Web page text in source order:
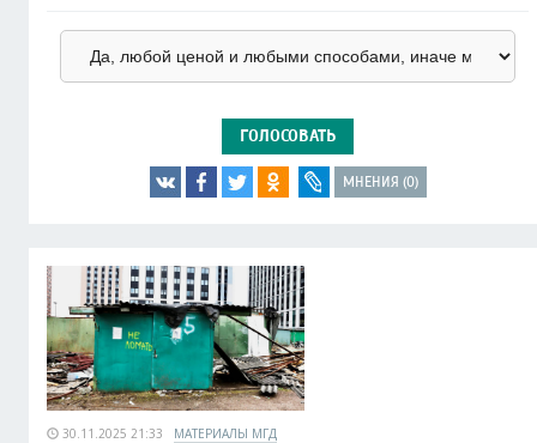
ГОЛОСОВАТЬ
МНЕНИЯ (0)
30.11.2025 21:33 МАТЕРИАЛЫ МГД